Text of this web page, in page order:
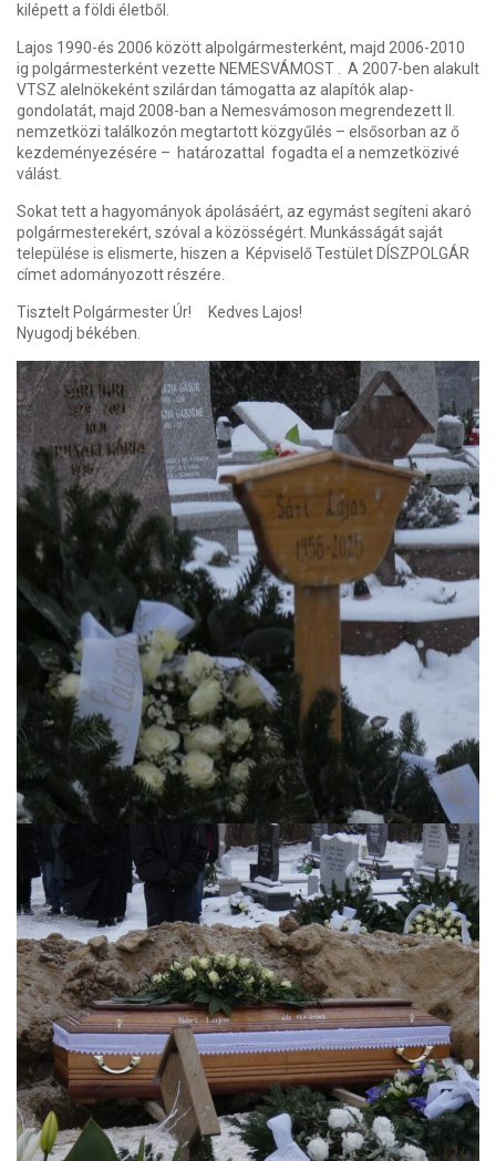
kilépett a földi életből.
Lajos 1990-és 2006 között alpolgármesterként, majd 2006-2010
ig polgármesterként vezette NEMESVÁMOST . A 2007-ben alakult
VTSZ alelnökeként szilárdan támogatta az alapítók alap-
gondolatát, majd 2008-ban a Nemesvámoson megrendezett II.
nemzetközi találkozón megtartott közgyűlés – elsősorban az ő
kezdeményezésére – határozattal fogadta el a nemzetközivé
válást.
Sokat tett a hagyományok ápolásáért, az egymást segíteni akaró
polgármesterekért, szóval a közösségért. Munkásságát saját
települése is elismerte, hiszen a Képviselő Testület DÍSZPOLGÁR
címet adományozott részére.
Tisztelt Polgármester Úr! Kedves Lajos!
Nyugodj békében.